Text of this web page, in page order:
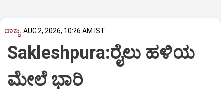
ರಾಜ್ಯ AUG 2, 2026, 10:26 AM IST
Sakleshpura:ರೈಲು ಹಳಿಯ
ಮೇಲೆ ಭಾರಿ